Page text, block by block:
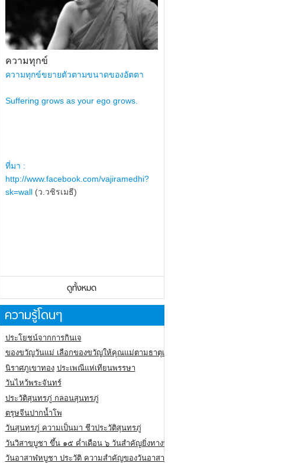
ความทุกข์
ความทุกข์ขยายตัวตามขนาดของอัตตา
Suffering grows as your ego grows.
ที่มา :
http://www.facebook.com/vajiramedhi?
sk=wall (ว.วชิรเมธี)
ดูทั้งหมด
ความรู้โดนๆ
ประโยชน์จากการกินเจ
ของขวัญวันแม่ เลือกของขวัญให้คุณแม่ตามธาตุเกิด
นิราศภูเขาทอง ประเพณีแห่เทียนพรรษา
วันไหว้พระจันทร์
ประวัติสุนทรภู่ กลอนสุนทรภู่
ตรุษจีนปากน้ำโพ
วันสุนทรภู่ ความเป็นมา ชีวประวัติสุนทรภู่
วันวิสาขบูชา ขึ้น ๑๕ ค่ำเดือน ๖ วันสำคัญยิ่งทางพระพุทธศาสนา
วันอาสาฬหบูชา ประวัติ ความสําคัญของวันอาสาฬหบูชา